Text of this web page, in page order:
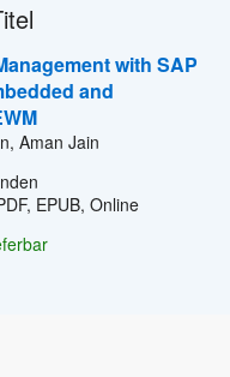
with SAP
and
Aman Jain
EPUB, Online